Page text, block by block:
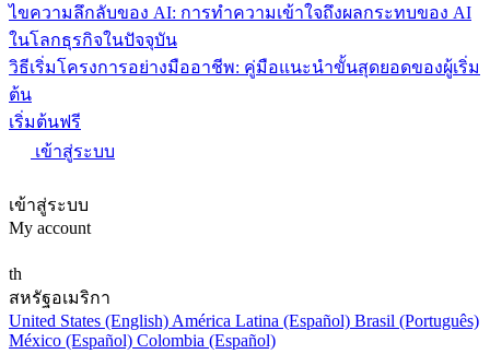
ไขความลึกลับของ AI: การทำความเข้าใจถึงผลกระทบของ AI
ในโลกธุรกิจในปัจจุบัน
วิธีเริ่มโครงการอย่างมืออาชีพ: คู่มือแนะนำขั้นสุดยอดของผู้เริ่ม
ต้น
เริ่มต้นฟรี
เข้าสู่ระบบ
เข้าสู่ระบบ
My account
th
สหรัฐอเมริกา
United States (English) América Latina (Español) Brasil (Português)
México (Español) Colombia (Español)